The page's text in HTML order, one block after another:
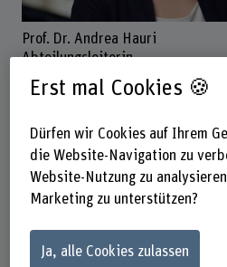
Prof. Dr. Andrea Hauri
Abteilungsleiterin
Kontakt
+41 31 848 36 29
E-Mail anzeigen
www.bfh.ch/de/andrea-hauri
Erst mal Cookies 🍪
Dürfen wir Cookies auf Ihrem
die Website-Navigation zu
Website-Nutzung zu
Marketing zu unterstützen?
Ja, alle Cookies zulassen